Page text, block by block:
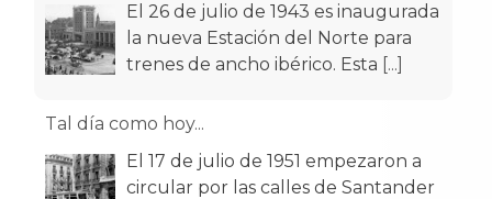
El 26 de julio de 1943 es inaugurada
la nueva Estación del Norte para
trenes de ancho ibérico. Esta [...]
Tal día como hoy...
El 17 de julio de 1951 empezaron a
circular por las calles de Santander